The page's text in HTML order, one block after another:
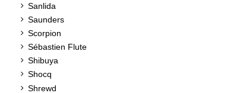
Sanlida
Saunders
Scorpion
Sébastien Flute
Shibuya
Shocq
Shrewd